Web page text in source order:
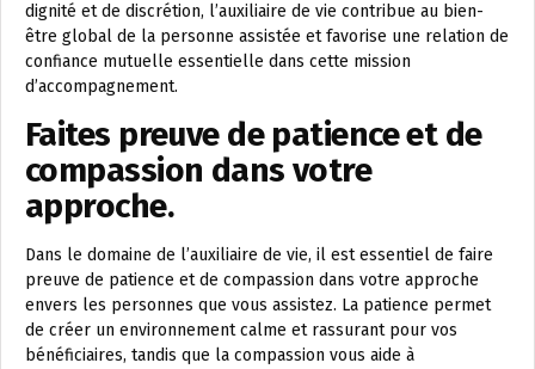
dignité et de discrétion, l’auxiliaire de vie contribue au bien-
être global de la personne assistée et favorise une relation de
confiance mutuelle essentielle dans cette mission
d’accompagnement.
Faites preuve de patience et de
compassion dans votre
approche.
Dans le domaine de l’auxiliaire de vie, il est essentiel de faire
preuve de patience et de compassion dans votre approche
envers les personnes que vous assistez. La patience permet
de créer un environnement calme et rassurant pour vos
bénéficiaires, tandis que la compassion vous aide à